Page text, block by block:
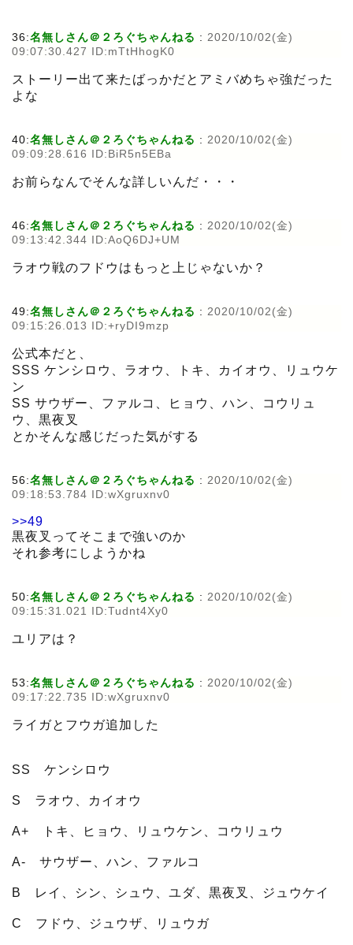
36:名無しさん＠２ろぐちゃんねる : 2020/10/02(金)
09:07:30.427 ID:mTtHhogK0
ストーリー出て来たばっかだとアミバめちゃ強だった
よな
40:名無しさん＠２ろぐちゃんねる : 2020/10/02(金)
09:09:28.616 ID:BiR5n5EBa
お前らなんでそんな詳しいんだ・・・
46:名無しさん＠２ろぐちゃんねる : 2020/10/02(金)
09:13:42.344 ID:AoQ6DJ+UM
ラオウ戦のフドウはもっと上じゃないか？
49:名無しさん＠２ろぐちゃんねる : 2020/10/02(金)
09:15:26.013 ID:+ryDI9mzp
公式本だと、
SSS ケンシロウ、ラオウ、トキ、カイオウ、リュウケ
ン
SS サウザー、ファルコ、ヒョウ、ハン、コウリュ
ウ、黒夜叉
とかそんな感じだった気がする
56:名無しさん＠２ろぐちゃんねる : 2020/10/02(金)
09:18:53.784 ID:wXgruxnv0
>>49
黒夜叉ってそこまで強いのか
それ参考にしようかね
50:名無しさん＠２ろぐちゃんねる : 2020/10/02(金)
09:15:31.021 ID:Tudnt4Xy0
ユリアは？
53:名無しさん＠２ろぐちゃんねる : 2020/10/02(金)
09:17:22.735 ID:wXgruxnv0
ライガとフウガ追加した
SS ケンシロウ
S ラオウ、カイオウ
A+ トキ、ヒョウ、リュウケン、コウリュウ
A- サウザー、ハン、ファルコ
B レイ、シン、シュウ、ユダ、黒夜叉、ジュウケイ
C フドウ、ジュウザ、リュウガ